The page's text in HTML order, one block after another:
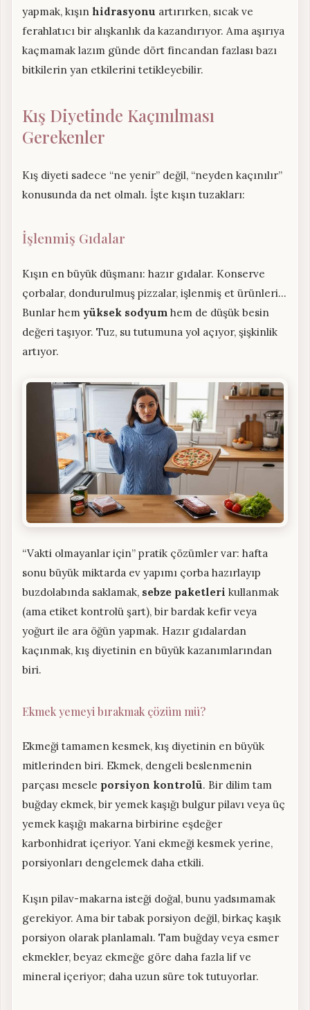
yapmak, kışın hidrasyonu artırırken, sıcak ve
ferahlatıcı bir alışkanlık da kazandırıyor. Ama aşırıya
kaçmamak lazım günde dört fincandan fazlası bazı
bitkilerin yan etkilerini tetikleyebilir.
Kış Diyetinde Kaçınılması
Gerekenler
Kış diyeti sadece “ne yenir” değil, “neyden kaçınılır”
konusunda da net olmalı. İşte kışın tuzakları:
İşlenmiş Gıdalar
Kışın en büyük düşmanı: hazır gıdalar. Konserve
çorbalar, dondurulmuş pizzalar, işlenmiş et ürünleri…
Bunlar hem yüksek sodyum hem de düşük besin
değeri taşıyor. Tuz, su tutumuna yol açıyor, şişkinlik
artıyor.
“Vakti olmayanlar için” pratik çözümler var: hafta
sonu büyük miktarda ev yapımı çorba hazırlayıp
buzdolabında saklamak, sebze paketleri kullanmak
(ama etiket kontrolü şart), bir bardak kefir veya
yoğurt ile ara öğün yapmak. Hazır gıdalardan
kaçınmak, kış diyetinin en büyük kazanımlarından
biri.
Ekmek yemeyi bırakmak çözüm mü?
Ekmeği tamamen kesmek, kış diyetinin en büyük
mitlerinden biri. Ekmek, dengeli beslenmenin
parçası mesele porsiyon kontrolü. Bir dilim tam
buğday ekmek, bir yemek kaşığı bulgur pilavı veya üç
yemek kaşığı makarna birbirine eşdeğer
karbonhidrat içeriyor. Yani ekmeği kesmek yerine,
porsiyonları dengelemek daha etkili.
Kışın pilav-makarna isteği doğal, bunu yadsımamak
gerekiyor. Ama bir tabak porsiyon değil, birkaç kaşık
porsiyon olarak planlamalı. Tam buğday veya esmer
ekmekler, beyaz ekmeğe göre daha fazla lif ve
mineral içeriyor; daha uzun süre tok tutuyorlar.